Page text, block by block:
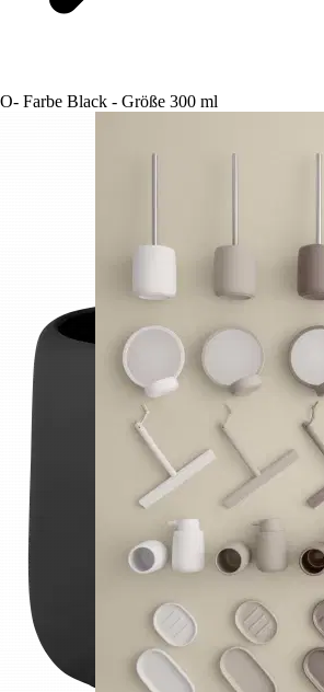
Farbe Black - Größe 300 ml